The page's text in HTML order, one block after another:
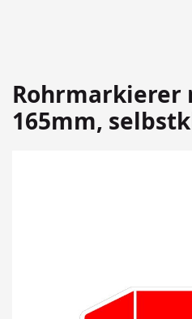
Rohrmarkierer
165mm,
Bildergalerie